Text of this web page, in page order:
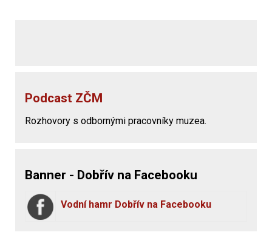
Podcast ZČM
Rozhovory s odbornými pracovníky muzea.
Banner - Dobřív na Facebooku
Vodní hamr Dobřív na Facebooku